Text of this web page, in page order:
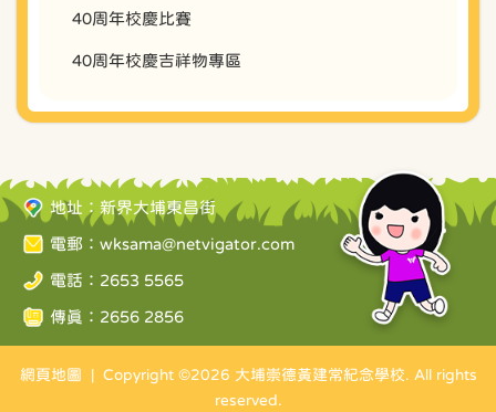
40周年校慶比賽
40周年校慶吉祥物專區
地址：新界大埔東昌街
電郵： wksama@netvigator.com
電話：2653 5565
傳真：2656 2856
網頁地圖 | Copyright ©2026 大埔崇德黃建常紀念學校. All rights
reserved.